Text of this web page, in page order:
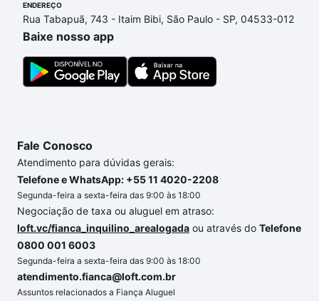
xavier - Canasvieiras, Florianópolis, SC que custam
a partir de R$ 0 e com nossas opções de
financiamento imobiliário as parcelas podem se
adequar ao seu orçamento. Se ainda tem alguma
dúvida dos custos envolvidos no processo de
conforto. Loft, com você até as chaves.
ENDEREÇO
Rua Tabapuã, 743 - Itaim Bibi, São Paulo - SP, 04533-012
Baixe nosso app
Fale Conosco
Atendimento para dúvidas gerais:
Telefone e WhatsApp: +55 11 4020-2208
Segunda-feira a sexta-feira das 9:00 às 18:00
Negociação de taxa ou aluguel em atraso:
loft.vc/fianca_inquilino_arealogada ou através do Telefone
0800 001 6003
Segunda-feira a sexta-feira das 9:00 às 18:00
atendimento.fianca@loft.com.br
Assuntos relacionados a Fiança Aluguel